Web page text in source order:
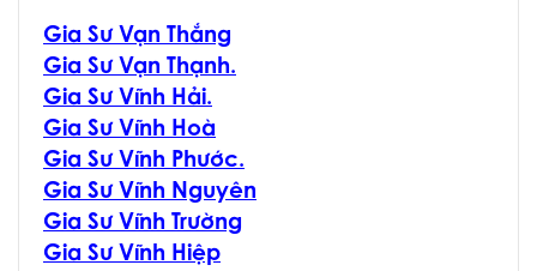
Gia Sư Vạn Thắng
Gia Sư Vạn Thạnh.
Gia Sư Vĩnh Hải.
Gia Sư Vĩnh Hoà
Gia Sư Vĩnh Phước.
Gia Sư Vĩnh Nguyên
Gia Sư Vĩnh Trường
Gia Sư Vĩnh Hiệp